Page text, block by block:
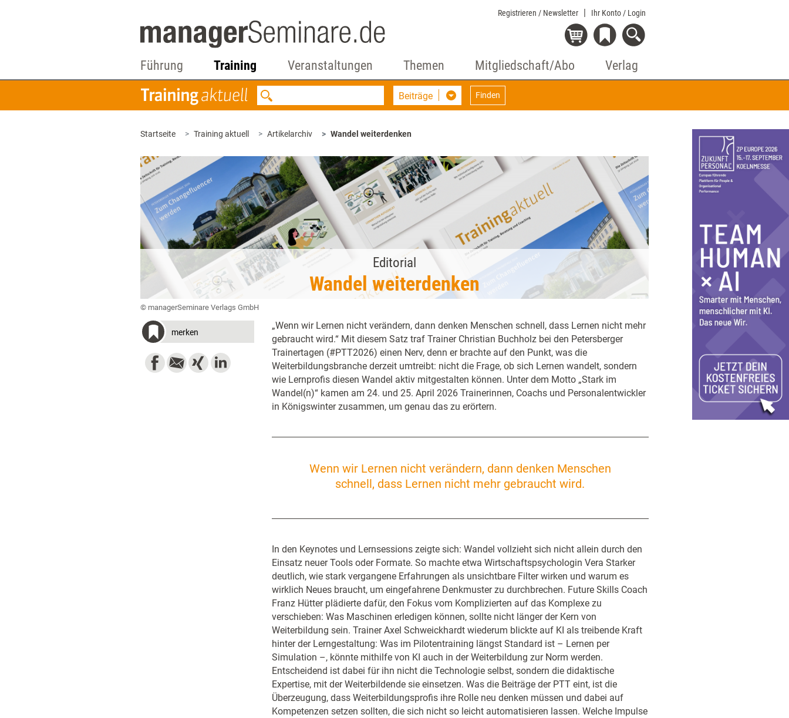
Registrieren / Newsletter Ihr Konto / Login
Führung Training Veranstaltungen Themen Mitgliedschaft/Abo Verlag
Beiträge Finden
Startseite Training aktuell Artikelarchiv Wandel weiterdenken
Editorial
Wandel weiterdenken
© managerSeminare Verlags GmbH
merken
„Wenn wir Lernen nicht verändern, dann denken Menschen schnell, dass Lernen nicht mehr
gebraucht wird.“ Mit diesem Satz traf Trainer Christian Buchholz bei den Petersberger
Trainertagen (#PTT2026) einen Nerv, denn er brachte auf den Punkt, was die
Weiterbildungsbranche derzeit umtreibt: nicht die Frage, ob sich Lernen wandelt, sondern
wie Lernprofis diesen Wandel aktiv mitgestalten können. Unter dem Motto „Stark im
Wandel(n)“ kamen am 24. und 25. April 2026 Trainerinnen, Coachs und Personalentwickler
in Königswinter zusammen, um genau das zu erörtern.
Wenn wir Lernen nicht verändern, dann denken Menschen
schnell, dass Lernen nicht mehr gebraucht wird.
In den Keynotes und Lernsessions zeigte sich: Wandel vollzieht sich nicht allein durch den
Einsatz neuer Tools oder Formate. So machte etwa Wirtschaftspsychologin Vera Starker
deutlich, wie stark vergangene Erfahrungen als unsichtbare Filter wirken und warum es
wirklich Neues braucht, um eingefahrene Denkmuster zu durchbrechen. Future Skills Coach
Franz Hütter plädierte dafür, den Fokus vom Komplizierten auf das Komplexe zu
verschieben: Was Maschinen erledigen können, sollte nicht länger der Kern von
Weiterbildung sein. Trainer Axel Schweickhardt wiederum blickte auf KI als treibende Kraft
hinter der Lerngestaltung: Was im Pilotentraining längst Standard ist – Lernen per
Simulation –, könnte mithilfe von KI auch in der Weiterbildung zur Norm werden.
Entscheidend ist dabei für ihn nicht die Technologie selbst, sondern die didaktische
Expertise, mit der Weiterbildende sie einsetzen. Was die Beiträge der PTT eint, ist die
Überzeugung, dass Weiterbildungsprofis ihre Rolle neu denken müssen und dabei auf
Kompetenzen setzen sollten, die sich nicht so leicht automatisieren lassen. Welche Impulse